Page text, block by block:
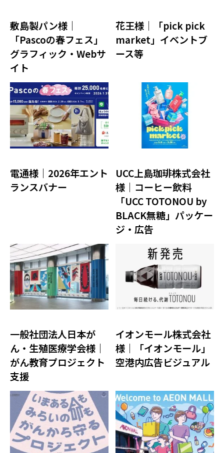
敷島製パン様｜
「Pascoの春フェス」
グラフィック・Webサ
イト
花王様｜「pick pick
market」イベントブ
ース等
電通様｜2026年エント
ランスバナー
UCC上島珈琲株式会社
様｜コーヒー飲料
「UCC TOTONOU by
BLACK無糖」パッケー
ジ・広告
一般社団法人日本が
ん・生殖医療学会様｜
がん教育プロジェクト
支援
イオンモール株式会社
様｜「イオンモール」
空港内広告ビジュアル